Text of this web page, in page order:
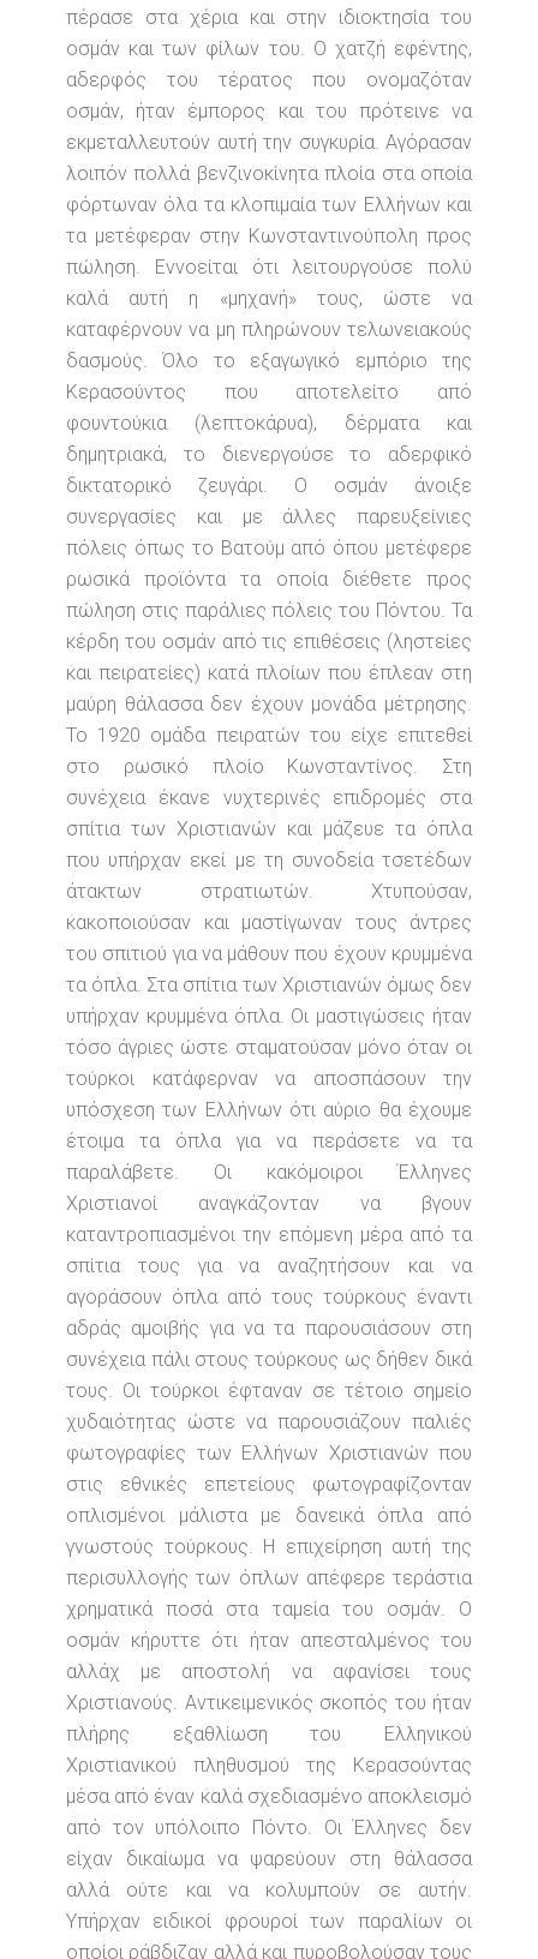
πέρασε στα χέρια και στην ιδιοκτησία του
οσμάν και των φίλων του. Ο χατζή εφέντης,
αδερφός του τέρατος που ονομαζόταν
οσμάν, ήταν έμπορος και του πρότεινε να
εκμεταλλευτούν αυτή την συγκυρία. Αγόρασαν
λοιπόν πολλά βενζινοκίνητα πλοία στα οποία
φόρτωναν όλα τα κλοπιμαία των Ελλήνων και
τα μετέφεραν στην Κωνσταντινούπολη προς
πώληση. Εννοείται ότι λειτουργούσε πολύ
καλά αυτή η «μηχανή» τους, ώστε να
καταφέρνουν να μη πληρώνουν τελωνειακούς
δασμούς. Όλο το εξαγωγικό εμπόριο της
Κερασούντος που αποτελείτο από
φουντούκια (λεπτοκάρυα), δέρματα και
δημητριακά, το διενεργούσε το αδερφικό
δικτατορικό ζευγάρι. Ο οσμάν άνοιξε
συνεργασίες και με άλλες παρευξείνιες
πόλεις όπως το Βατούμ από όπου μετέφερε
ρωσικά προϊόντα τα οποία διέθετε προς
πώληση στις παράλιες πόλεις του Πόντου. Τα
κέρδη του οσμάν από τις επιθέσεις (ληστείες
και πειρατείες) κατά πλοίων που έπλεαν στη
μαύρη θάλασσα δεν έχουν μονάδα μέτρησης.
Το 1920 ομάδα πειρατών του είχε επιτεθεί
στο ρωσικό πλοίο Κωνσταντίνος. Στη
συνέχεια έκανε νυχτερινές επιδρομές στα
σπίτια των Χριστιανών και μάζευε τα όπλα
που υπήρχαν εκεί με τη συνοδεία τσετέδων
άτακτων στρατιωτών. Χτυπούσαν,
κακοποιούσαν και μαστίγωναν τους άντρες
του σπιτιού για να μάθουν που έχουν κρυμμένα
τα όπλα. Στα σπίτια των Χριστιανών όμως δεν
υπήρχαν κρυμμένα όπλα. Οι μαστιγώσεις ήταν
τόσο άγριες ώστε σταματούσαν μόνο όταν οι
τούρκοι κατάφερναν να αποσπάσουν την
υπόσχεση των Ελλήνων ότι αύριο θα έχουμε
έτοιμα τα όπλα για να περάσετε να τα
παραλάβετε. Οι κακόμοιροι Έλληνες
Χριστιανοί αναγκάζονταν να βγουν
καταντροπιασμένοι την επόμενη μέρα από τα
σπίτια τους για να αναζητήσουν και να
αγοράσουν όπλα από τους τούρκους έναντι
αδράς αμοιβής για να τα παρουσιάσουν στη
συνέχεια πάλι στους τούρκους ως δήθεν δικά
τους. Οι τούρκοι έφταναν σε τέτοιο σημείο
χυδαιότητας ώστε να παρουσιάζουν παλιές
φωτογραφίες των Ελλήνων Χριστιανών που
στις εθνικές επετείους φωτογραφίζονταν
οπλισμένοι μάλιστα με δανεικά όπλα από
γνωστούς τούρκους. Η επιχείρηση αυτή της
περισυλλογής των όπλων απέφερε τεράστια
χρηματικά ποσά στα ταμεία του οσμάν. Ο
οσμάν κήρυττε ότι ήταν απεσταλμένος του
αλλάχ με αποστολή να αφανίσει τους
Χριστιανούς. Αντικειμενικός σκοπός του ήταν
πλήρης εξαθλίωση του Ελληνικού
Χριστιανικού πληθυσμού της Κερασούντας
μέσα από έναν καλά σχεδιασμένο αποκλεισμό
από τον υπόλοιπο Πόντο. Οι Έλληνες δεν
είχαν δικαίωμα να ψαρεύουν στη θάλασσα
αλλά ούτε και να κολυμπούν σε αυτήν.
Υπήρχαν ειδικοί φρουροί των παραλίων οι
οποίοι ράβδιζαν αλλά και πυροβολούσαν τους